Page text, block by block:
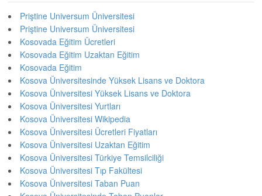
Priştine Universum Üniversitesi
Priştine Universum Üniversitesi
Kosovada Eğitim Ücretleri
Kosovada Eğitim Uzaktan Eğitim
Kosovada Eğitim
Kosova Üniversitesinde Yüksek Lisans ve Doktora
Kosova Üniversitesi Yüksek Lisans ve Doktora
Kosova Üniversitesi Yurtları
Kosova Üniversitesi Wikipedia
Kosova Üniversitesi Ücretleri Fiyatları
Kosova Üniversitesi Uzaktan Eğitim
Kosova Üniversitesi Türkiye Temsilciliği
Kosova Üniversitesi Tıp Fakültesi
Kosova Üniversitesi Taban Puan